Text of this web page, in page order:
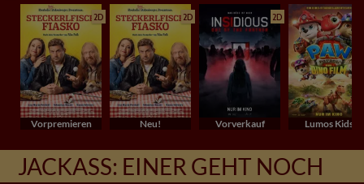
2D
Vorpremieren
2D
Neu!
2D
Vorverkauf Lumos Kids
JACKASS: EINER GEHT NOCH